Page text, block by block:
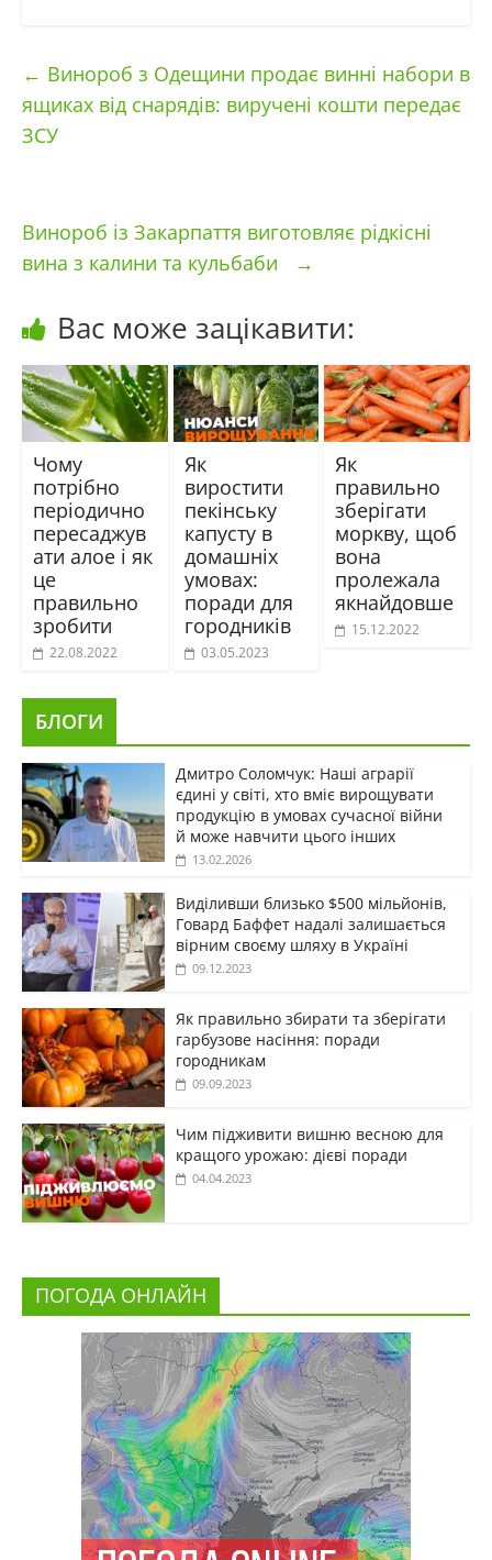
← Винороб з Одещини продає винні набори в
ящиках від снарядів: виручені кошти передає
ЗСУ
Винороб із Закарпаття виготовляє рідкісні
вина з калини та кульбаби
→
Вас може зацікавити:
Чому
потрібно
періодично
пересаджув
ати алое і як
це
правильно
зробити
22.08.2022
Як
виростити
пекінську
капусту в
домашніх
умовах:
поради для
городників
03.05.2023
Як
правильно
зберігати
моркву, щоб
вона
пролежала
якнайдовше
15.12.2022
БЛОГИ
Дмитро Соломчук: Наші аграрії
єдині у світі, хто вміє вирощувати
продукцію в умовах сучасної війни
й може навчити цього інших
13.02.2026
Виділивши близько $500 мільйонів,
Говард Баффет надалі залишається
вірним своєму шляху в Україні
09.12.2023
Як правильно збирати та зберігати
гарбузове насіння: поради
городникам
09.09.2023
Чим підживити вишню весною для
кращого урожаю: дієві поради
04.04.2023
ПОГОДА ОНЛАЙН